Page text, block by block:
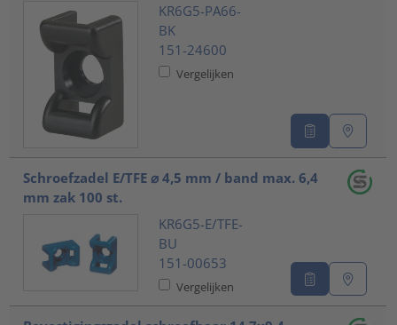
KR6G5-PA66-
BK
151-24600
Vergelijken
Schroefzadel E/TFE ⌀ 4,5 mm / band max. 6,4
mm zak 100 st.
KR6G5-E/TFE-
BU
151-00653
Vergelijken